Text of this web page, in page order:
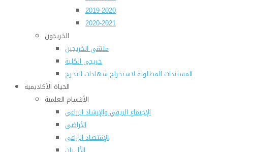
2019-2020
2020-2021
الخريجون
ملتقى الخريجين
خريجى الكلية
المستندات المطلوبة لاستخراج شهادات التخرج
الحياة الأكاديمية
الأقسام العلمية
الإجتماع الريفي والإرشاد الزراعي
الأراضى
الإقتصاد الزراعى